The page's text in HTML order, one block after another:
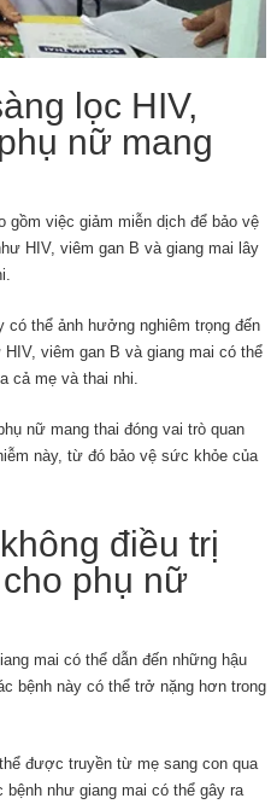
lọc HIV,
nữ mang
gồm việc giảm miễn dịch để bảo vệ
HIV, viêm gan B và giang mai lây
có thể ảnh hưởng nghiêm trọng đến
viêm gan B và giang mai có thể
cả mẹ và thai nhi.
nữ mang thai đóng vai trò quan
này, từ đó bảo vệ sức khỏe của
điều trị
phụ nữ
mai có thể dẫn đến những hậu
bệnh này có thể trở nặng hơn trong
được truyền từ mẹ sang con qua
như giang mai có thể gây ra